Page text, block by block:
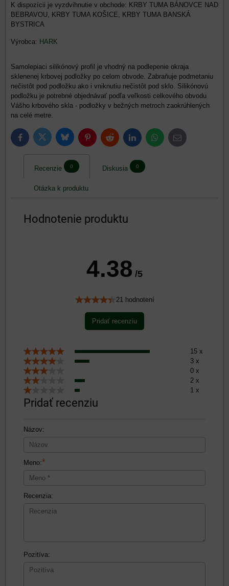
KRBY TUMA BÁNOVCE NAD
BEBRAVOU, KRBY TUMA KOŠICE, KRBY TUMA BANSKÁ
BYSTRICA
Výrobca: HARK
Samolepiaci silikónový profil je vhodný na podlepenie okraja
sklenenej krbovej podložky po celom obvode. Zabraňuje podmetaniu
nečistôt pod podložku ako i vniknutiu nečistôt pod sklo. Silikónovú
podložku je potrebné objednávať podľa veľkosti celkového obvodu
Vášho krbového skla - podložky v bežných metroch zaokrúhlených
na celé metre.
FacebookTwitter BlueskyPinterestReddit LinkedInWhatsApp
E-
mail
Recenzie 0 Diskusia 0
Otázka k produktu
Hodnotenie produktu
4.38 /5
21 hodnotení
Pridať recenziu
15 x
3 x
0 x
2 x
1 x
Pridať recenziu
Názov:
Meno:*
Recenzia:
Pozitíva: